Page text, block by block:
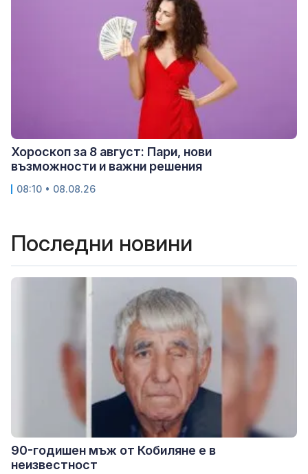
Хороскоп за 8 август: Пари, нови
възможности и важни решения
08:10 • 08.08.26
Последни новини
90-годишен мъж от Кобиляне е в
неизвестност